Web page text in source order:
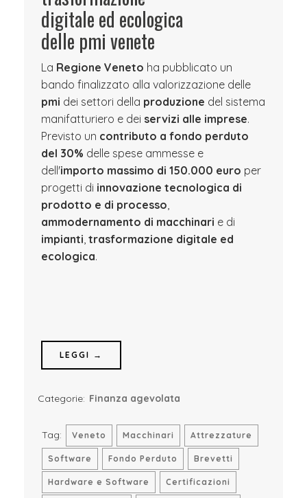
digitale ed ecologica
delle pmi venete
La Regione Veneto ha pubblicato un
bando finalizzato alla valorizzazione delle
pmi dei settori della produzione del sistema
manifatturiero e dei servizi alle imprese.
Previsto un contributo a fondo perduto
del 30% delle spese ammesse e
dell'importo massimo di 150.000 euro per
progetti di innovazione tecnologica di
prodotto e di processo,
ammodernamento di macchinari e di
impianti, trasformazione digitale ed
ecologica.
LEGGI →
Categorie: Finanza agevolata
Tag: Veneto Macchinari Attrezzature
Software Fondo Perduto Brevetti
Hardware e Software Certificazioni